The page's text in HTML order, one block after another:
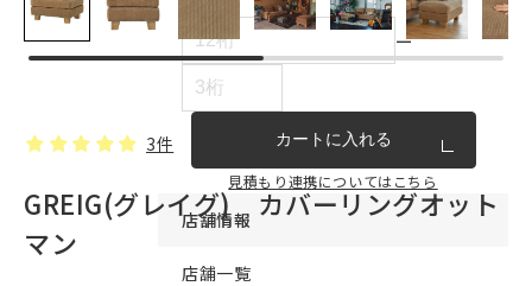
ー
カートに入れる
見積もり連携についてはこちら
店舗情報
店舗一覧
3件
GREIG(グレイグ) カバーリングオット
マン